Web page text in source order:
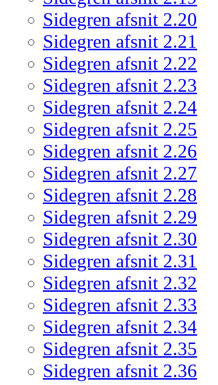
Sidegren afsnit 2.20
Sidegren afsnit 2.21
Sidegren afsnit 2.22
Sidegren afsnit 2.23
Sidegren afsnit 2.24
Sidegren afsnit 2.25
Sidegren afsnit 2.26
Sidegren afsnit 2.27
Sidegren afsnit 2.28
Sidegren afsnit 2.29
Sidegren afsnit 2.30
Sidegren afsnit 2.31
Sidegren afsnit 2.32
Sidegren afsnit 2.33
Sidegren afsnit 2.34
Sidegren afsnit 2.35
Sidegren afsnit 2.36